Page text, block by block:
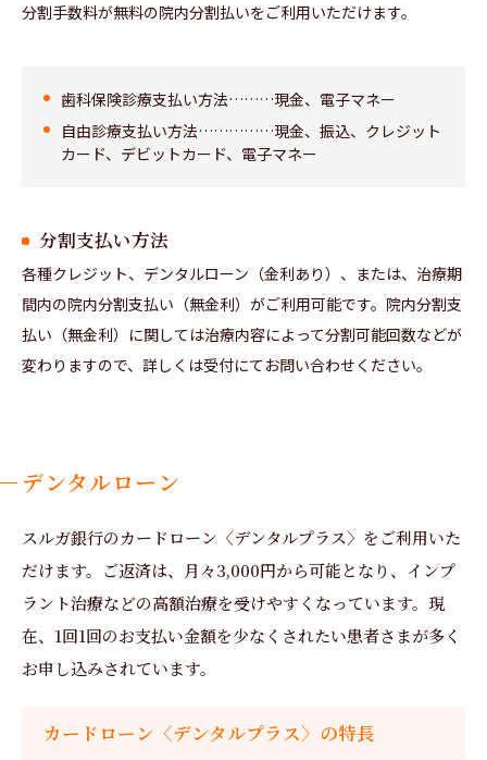
分割手数料が無料の院内分割払いをご利用いただけます。
歯科保険診療支払い方法………現金、電子マネー
自由診療支払い方法……………現金、振込、クレジット
カード、デビットカード、電子マネー
分割支払い方法
各種クレジット、デンタルローン（金利あり）、または、治療期
間内の院内分割支払い（無金利）がご利用可能です。院内分割支
払い（無金利）に関しては治療内容によって分割可能回数などが
変わりますので、詳しくは受付にてお問い合わせください。
デンタルローン
スルガ銀行のカードローン〈デンタルプラス〉をご利用いた
だけます。ご返済は、月々3,000円から可能となり、インプ
ラント治療などの高額治療を受けやすくなっています。現
在、1回1回のお支払い金額を少なくされたい患者さまが多く
お申し込みされています。
カードローン〈デンタルプラス〉の特長